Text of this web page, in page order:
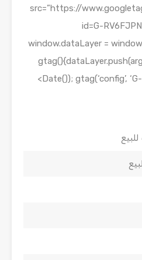
src=”https://
id=G-
window.dataLayer =
Date()); gtag(‘config’,